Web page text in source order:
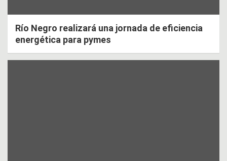
Río Negro realizará una jornada de eficiencia
energética para pymes